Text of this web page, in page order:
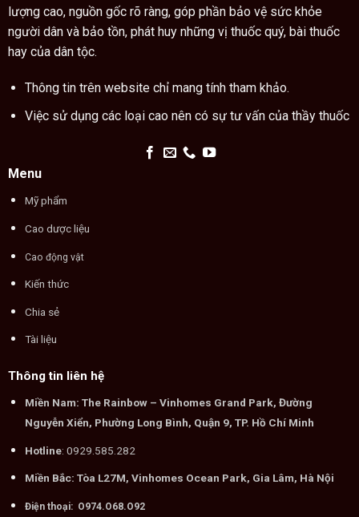
lượng cao, nguồn gốc rõ ràng, góp phần bảo vệ sức khỏe
người dân và bảo tồn, phát huy những vị thuốc quý, bài thuốc
hay của dân tộc.
Thông tin trên website chỉ mang tính tham khảo.
Việc sử dụng các loại cao nên có sự tư vấn của thầy thuốc
Menu
Mỹ phẩm
Cao dược liệu
Cao động vật
Kiến thức
Chia sẻ
Tài liệu
Thông tin liên hệ
Miền Nam: The Rainbow – Vinhomes Grand Park, Đường
Nguyễn Xiển, Phường Long Bình, Quận 9, TP. Hồ Chí Minh
Hotline: 0929.585.282
Miền Bắc: Tòa L27M, Vinhomes Ocean Park, Gia Lâm, Hà Nội
Điện thoại: O974.O68.O92